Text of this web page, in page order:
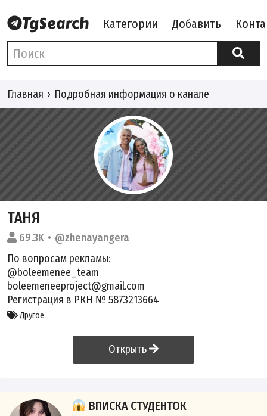
Категории Добавить
Главная Подробная информация о канале
ТАНЯ
69.3K
@zhenayangera
По вопросам рекламы:
@boleemenee_team
boleemeneeproject@gmail.com
Регистрация в РКН № 5873213664
Другое
Открыть
ВПИСКА СТУДЕНТОК